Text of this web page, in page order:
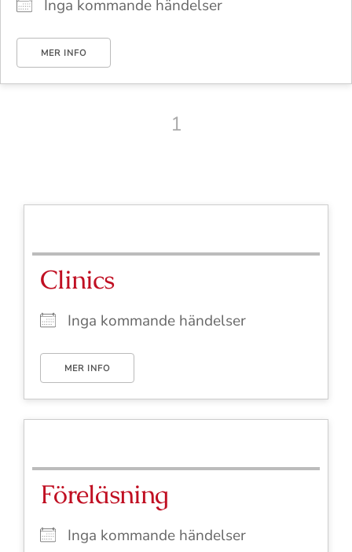
Inga kommande händelser
MER INFO
1
Clinics
Inga kommande händelser
MER INFO
Föreläsning
Inga kommande händelser